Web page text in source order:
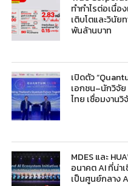
ทำกำไรต่อเนื่อ
เติบโตและวินัย
พันล้านบาท
เปิดตัว
เอกชน–นักวิจัย
ไทย เชื่อมงาน
MDES และ
อนาคต AI ที่น่า
เป็นศูนย์กลาง